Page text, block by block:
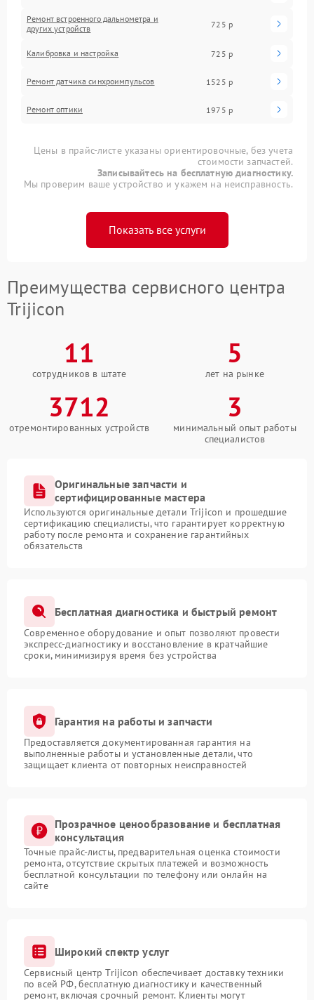
Ремонт встроенного дальнометра и
других устройств
725 р
Калибровка и настройка 725 р
Ремонт датчика синхроимпульсов 1525 р
Ремонт оптики 1975 р
Цены в прайс-листе указаны ориентировочные, без учета
стоимости запчастей.
Записывайтесь на бесплатную диагностику.
Мы проверим ваше устройство и укажем на неисправность.
Показать все услуги
Преимущества сервисного центра
Trijicon
11
сотрудников в штате
5
лет на рынке
3712
отремонтированных устройств
3
минимальный опыт работы
специалистов
Оригинальные запчасти и
сертифицированные мастера
Используются оригинальные детали Trijicon и прошедшие
сертификацию специалисты, что гарантирует корректную
работу после ремонта и сохранение гарантийных
обязательств
Бесплатная диагностика и быстрый ремонт
Современное оборудование и опыт позволяют провести
экспресс-диагностику и восстановление в кратчайшие
сроки, минимизируя время без устройства
Гарантия на работы и запчасти
Предоставляется документированная гарантия на
выполненные работы и установленные детали, что
защищает клиента от повторных неисправностей
Прозрачное ценообразование и бесплатная
консультация
Точные прайс-листы, предварительная оценка стоимости
ремонта, отсутствие скрытых платежей и возможность
бесплатной консультации по телефону или онлайн на
сайте
Широкий спектр услуг
Сервисный центр Trijicon обеспечивает доставку техники
по всей РФ, бесплатную диагностику и качественный
ремонт, включая срочный ремонт. Клиенты могут